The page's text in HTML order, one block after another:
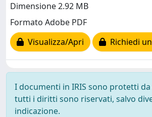
Dimensione 2.92 MB
Formato Adobe PDF
Visualizza/Apri
Richiedi
I documenti in IRIS sono protetti
tutti i diritti sono riservati, salvo
indicazione.